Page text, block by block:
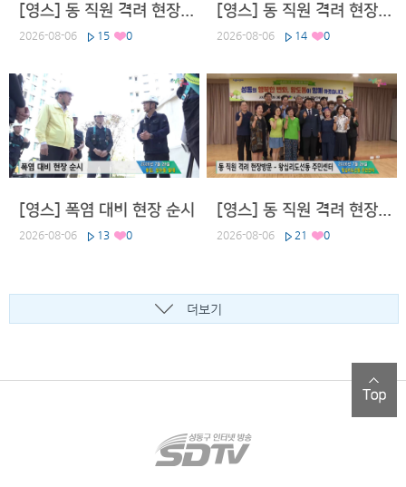
[영스] 동 직원 격려 현장방문 - 성수2가제3동 주민센터
2026-08-06 15 0
[영스] 동 직원 격려 현장방문 - 성수2가제1동 주민센터
2026-08-06 14 0
[영스] 폭염 대비 현장 순시
2026-08-06 13 0
[영스] 동 직원 격려 현장방문 - 왕십리도선동 주민센터
2026-08-06 21 0
더보기